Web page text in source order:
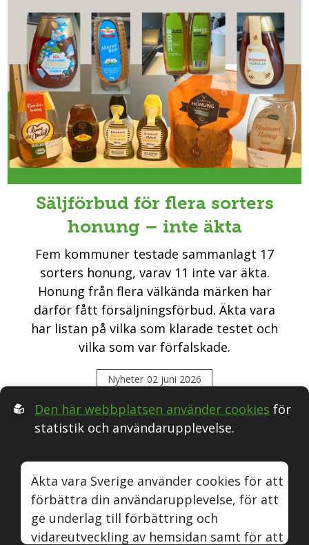
Säljförbud för flera sorters
honung – inte äkta
Fem kommuner testade sammanlagt 17
sorters honung, varav 11 inte var äkta.
Honung från flera välkända märken har
därför fått försäljningsförbud. Äkta vara
har listan på vilka som klarade testet och
vilka som var förfalskade.
Nyheter 02 juni 2026
Följ oss i Sociala medier:
Äkta varaNaturvinInstagramYoutube
Den här webbplatsen använder cookies för
statistik och användarupplevelse.
Äkta vara Sverige använder cookies för att
förbättra din användarupplevelse, för att
ge underlag till förbättring och
vidareutveckling av hemsidan samt för att